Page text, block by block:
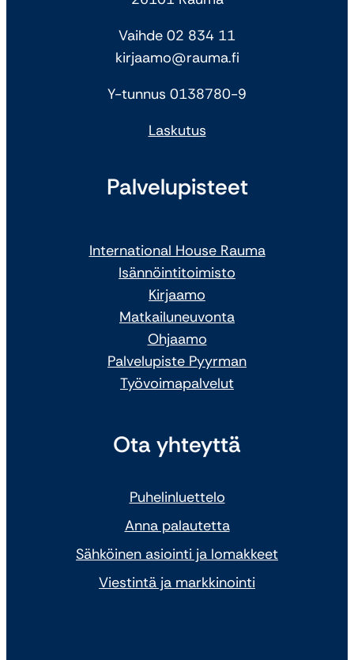
Vaihde 02 834 11
kirjaamo@rauma.fi
Y-tunnus 0138780-9
Laskutus
Palvelupisteet
International House Rauma
Isännöintitoimisto
Kirjaamo
Matkailuneuvonta
Ohjaamo
Palvelupiste Pyyrman
Työvoimapalvelut
Ota yhteyttä
Puhelinluettelo
Anna palautetta
Sähköinen asiointi ja lomakkeet
Viestintä ja markkinointi